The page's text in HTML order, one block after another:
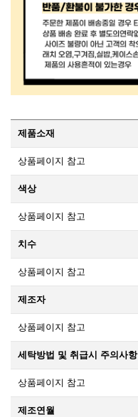
제품소재
상품페이지 참고
색상
상품페이지 참고
치수
상품페이지 참고
제조자
상품페이지 참고
세탁방법 및 취급시 주의사항
상품페이지 참고
제조연월